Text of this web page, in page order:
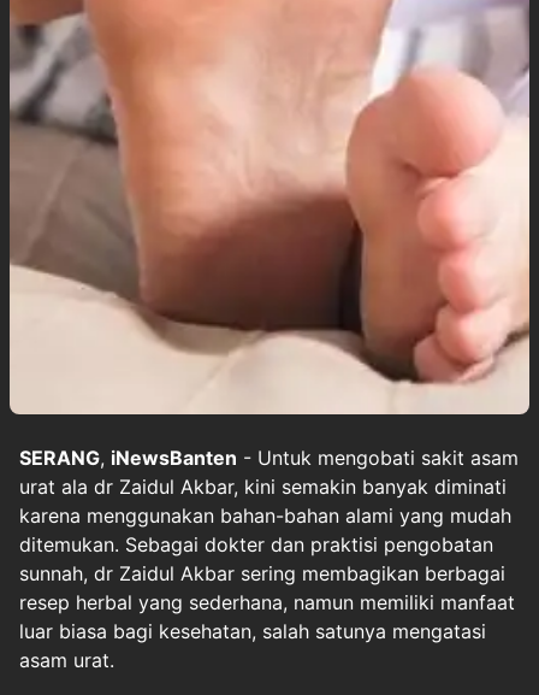
SERANG, iNewsBanten - Untuk mengobati sakit asam
urat ala dr Zaidul Akbar, kini semakin banyak diminati
karena menggunakan bahan-bahan alami yang mudah
ditemukan. Sebagai dokter dan praktisi pengobatan
sunnah, dr Zaidul Akbar sering membagikan berbagai
resep herbal yang sederhana, namun memiliki manfaat
luar biasa bagi kesehatan, salah satunya mengatasi
asam urat.